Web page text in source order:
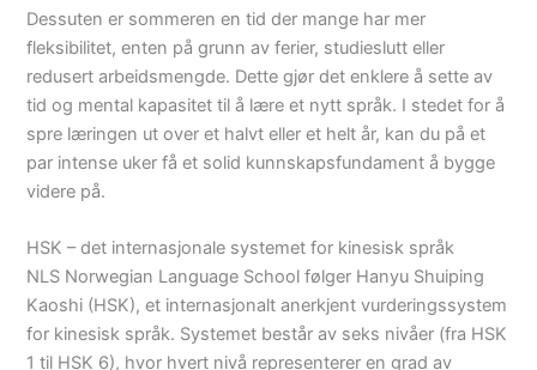
Dessuten er sommeren en tid der mange har mer
fleksibilitet, enten på grunn av ferier, studieslutt eller
redusert arbeidsmengde. Dette gjør det enklere å sette av
tid og mental kapasitet til å lære et nytt språk. I stedet for å
spre læringen ut over et halvt eller et helt år, kan du på et
par intense uker få et solid kunnskapsfundament å bygge
videre på.
HSK – det internasjonale systemet for kinesisk språk
NLS Norwegian Language School følger Hanyu Shuiping
Kaoshi (HSK), et internasjonalt anerkjent vurderingssystem
for kinesisk språk. Systemet består av seks nivåer (fra HSK
1 til HSK 6), hvor hvert nivå representerer en grad av